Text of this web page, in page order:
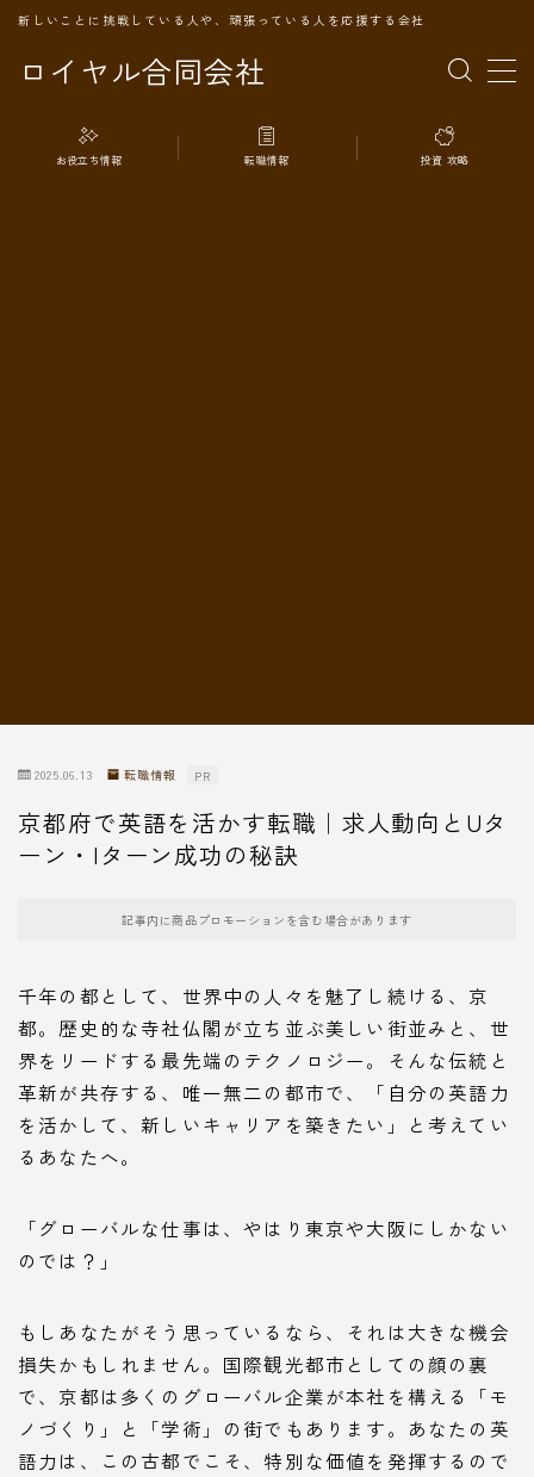
ロイヤル合同会社
新しいことに挑戦している人や、頑張っている人を応援する会社
MENU
TOPページ
お役立ち情報 転職情報 投資 攻略
2025.06.13 転職情報 PR
京都府で英語を活かす転職｜求人動向とUタ
ーン・Iターン成功の秘訣
記事内に商品プロモーションを含む場合があります
千年の都として、世界中の人々を魅了し続ける、京
都。歴史的な寺社仏閣が立ち並ぶ美しい街並みと、世
界をリードする最先端のテクノロジー。そんな伝統と
革新が共存する、唯一無二の都市で、「自分の英語力
を活かして、新しいキャリアを築きたい」と考えてい
るあなたへ。
「グローバルな仕事は、やはり東京や大阪にしかない
のでは？」
もしあなたがそう思っているなら、それは大きな機会
損失かもしれません。国際観光都市としての顔の裏
で、京都は多くのグローバル企業が本社を構える「モ
ノづくり」と「学術」の街でもあります。あなたの英
語力は、この古都でこそ、特別な価値を発揮するので